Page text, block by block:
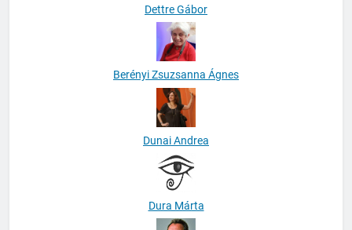
Dettre Gábor
Berényi Zsuzsanna Ágnes
Dunai Andrea
Dura Márta